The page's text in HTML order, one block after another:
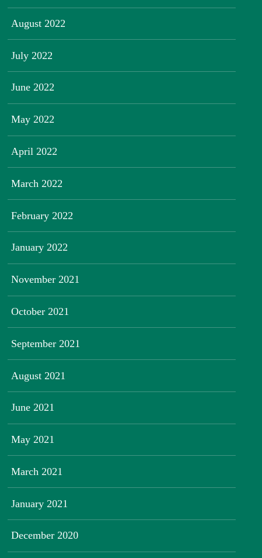
August 2022
July 2022
June 2022
May 2022
April 2022
March 2022
February 2022
January 2022
November 2021
October 2021
September 2021
August 2021
June 2021
May 2021
March 2021
January 2021
December 2020